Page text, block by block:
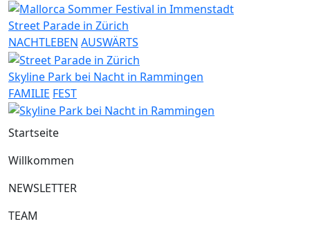
Street Parade in Zürich
NACHTLEBEN AUSWÄRTS
Skyline Park bei Nacht in Rammingen
FAMILIE FEST
Startseite
Willkommen
NEWSLETTER
TEAM